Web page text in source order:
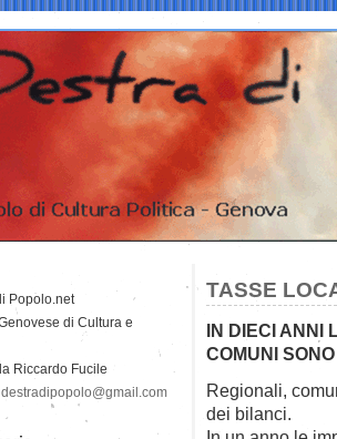
TASSE
IN DIECI ANNI
COMUNI
Regionali,
dei bilanci.
Popolo.net
di Cultura e
Riccardo Fucile